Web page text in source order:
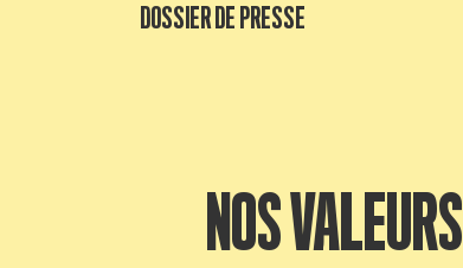
DOSSIER DE PRESSE
NOS VALEURS